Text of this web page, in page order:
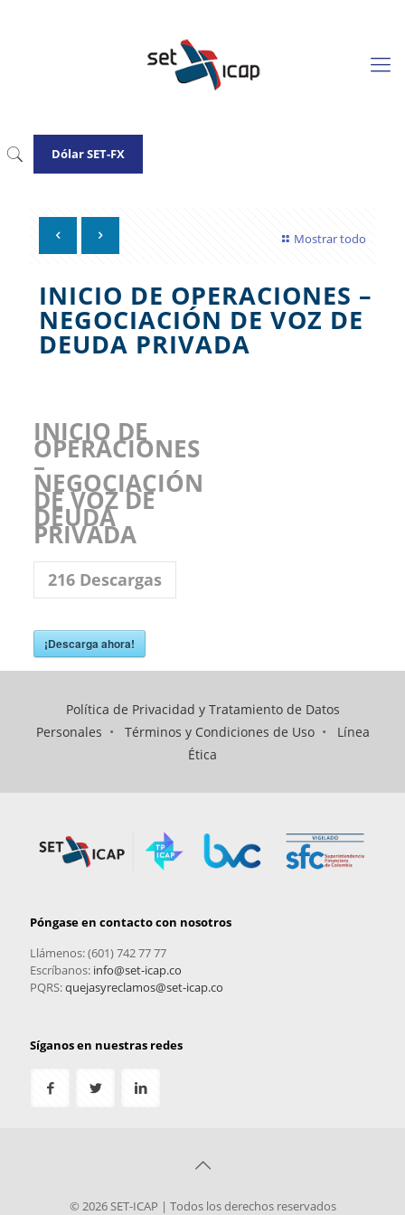
Dólar SET-FX
Mostrar todo
INICIO DE OPERACIONES –
NEGOCIACIÓN DE VOZ DE
DEUDA PRIVADA
INICIO DE
OPERACIONES
–
NEGOCIACIÓN
DE VOZ DE
DEUDA
PRIVADA
216Descargas
¡Descarga ahora!
Política de Privacidad y Tratamiento de Datos
Personales • Términos y Condiciones de Uso• Línea
Ética
Póngase en contacto con nosotros
Llámenos: (601) 742 77 77
Escríbanos: info@set-icap.co
PQRS:quejasyreclamos@set-icap.co
Síganos en nuestras redes
© 2026 SET-ICAP | Todos los derechos reservados